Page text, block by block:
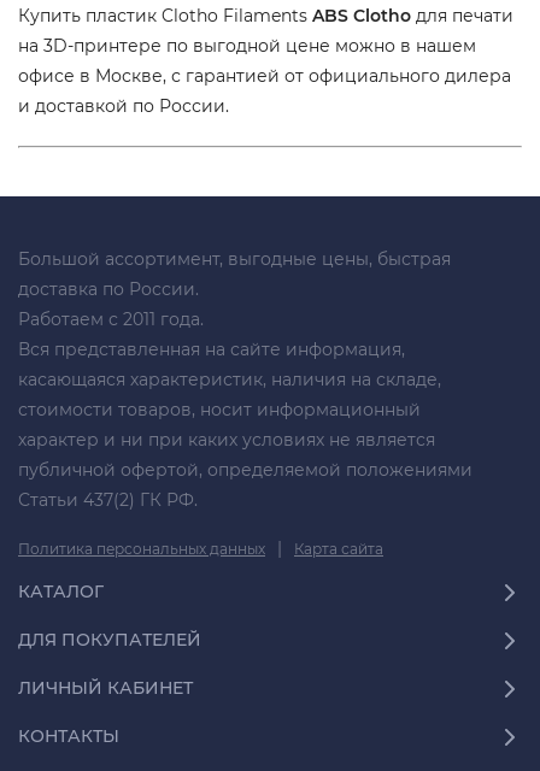
Купить пластик Clotho Filaments ABS Clotho для печати
на 3D-принтере по выгодной цене можно в нашем
офисе в Москве, с гарантией от официального дилера
и доставкой по России.
Большой ассортимент, выгодные цены, быстрая
доставка по России.
Работаем с 2011 года.
Вся представленная на сайте информация,
касающаяся характеристик, наличия на складе,
стоимости товаров, носит информационный
характер и ни при каких условиях не является
публичной офертой, определяемой положениями
Статьи 437(2) ГК РФ.
Политика персональных данных | Карта сайта
КАТАЛОГ
ДЛЯ ПОКУПАТЕЛЕЙ
ЛИЧНЫЙ КАБИНЕТ
КОНТАКТЫ